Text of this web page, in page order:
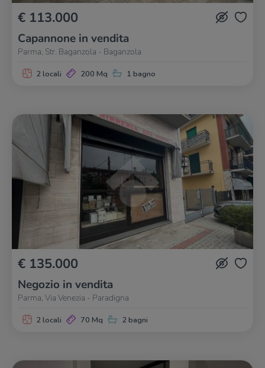
€ 113.000
Capannone in vendita
Parma, Str. Baganzola - Baganzola
2 locali 200 Mq 1 bagno
€ 135.000
Negozio in vendita
Parma, Via Venezia - Paradigna
2 locali 70 Mq 2 bagni